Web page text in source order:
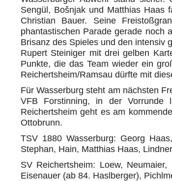
Sengül, Bošnjak und Matthias
Christian Bauer. Seine
phantastischen Parade gerade noch
Brisanz des Spieles und den intensiv
Rupert Steiniger mit drei gelben
Punkte, die das Team wieder ein
Reichertsheim/Ramsau dürfte mit
Für Wasserburg steht am nächsten
VFB Forstinning, in der
Reichertsheim geht es am
Ottobrunn.
TSV 1880 Wasserburg: Georg
Stephan, Hain, Matthias Haas,
SV Reichertsheim: Loew,
Eisenauer (ab 84. Haslberger),